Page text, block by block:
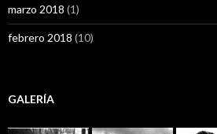
marzo 2018 (1)
febrero 2018 (10)
GALERÍA